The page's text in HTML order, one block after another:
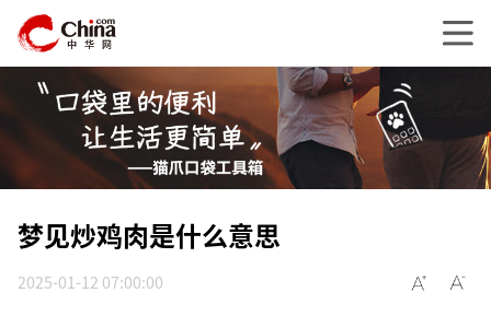
梦见炒鸡肉是什么意思
2025-01-12 07:00:00